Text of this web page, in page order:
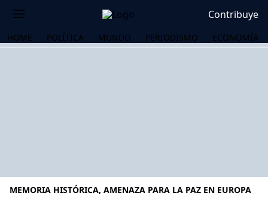
Contribuye
HOME POLÍTICA MUNDO PERIODISMO ECONOMÍA
MEMORIA HISTÓRICA, AMENAZA PARA LA PAZ EN EUROPA